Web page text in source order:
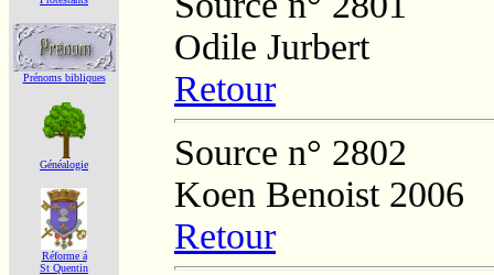
Prénoms bibliques
Généalogie
Réforme á
St Quentin
Odile Jurbert
Retour
Source n° 2802
Koen Benoist 2006
Retour